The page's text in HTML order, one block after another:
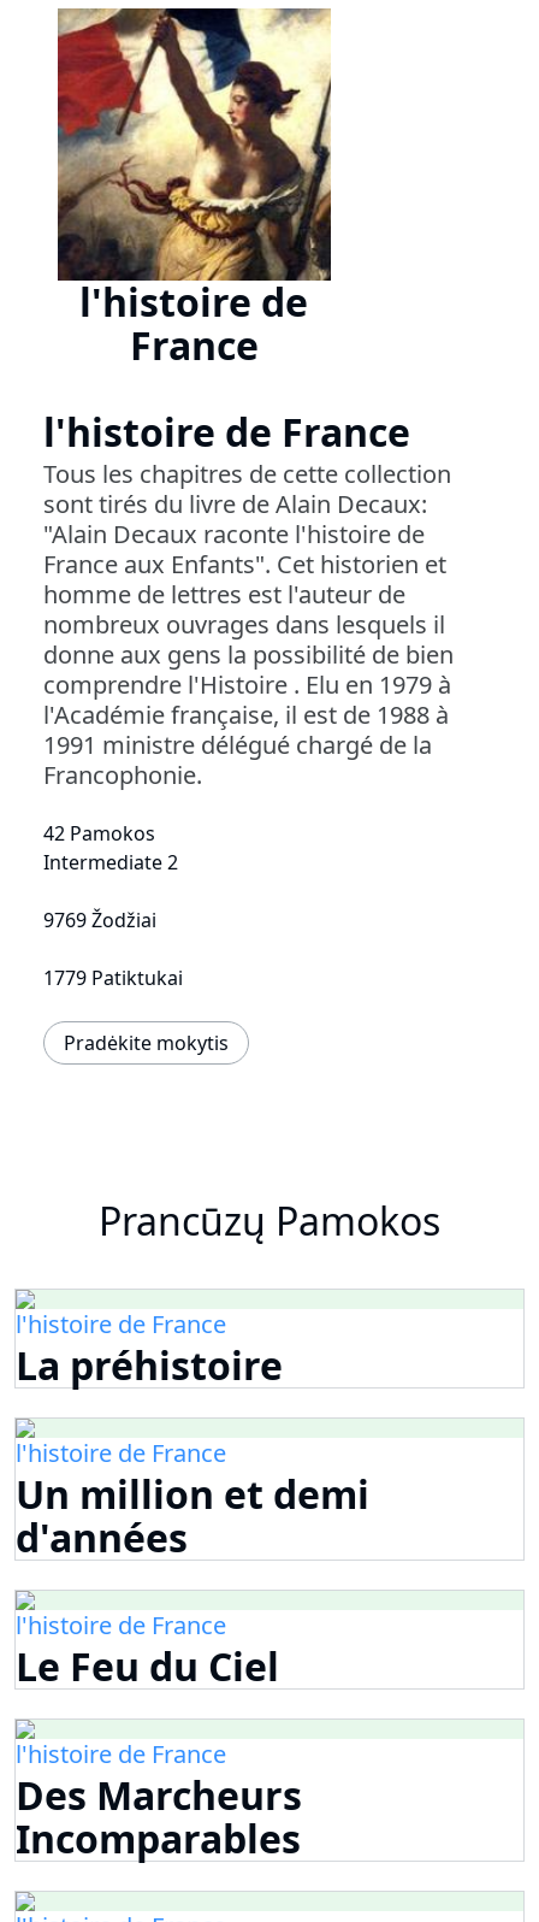
l'histoire de
France
l'histoire de France
Tous les chapitres de cette collection
sont tirés du livre de Alain Decaux:
"Alain Decaux raconte l'histoire de
France aux Enfants". Cet historien et
homme de lettres est l'auteur de
nombreux ouvrages dans lesquels il
donne aux gens la possibilité de bien
comprendre l'Histoire . Elu en 1979 à
l'Académie française, il est de 1988 à
1991 ministre délégué chargé de la
Francophonie.
42 Pamokos
Intermediate 2
9769 Žodžiai
1779 Patiktukai
Pradėkite mokytis
Prancūzų Pamokos
l'histoire de France
La préhistoire
l'histoire de France
Un million et demi
d'années
l'histoire de France
Le Feu du Ciel
l'histoire de France
Des Marcheurs
Incomparables